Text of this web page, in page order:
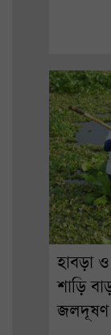
হাবড়া
শাড়ি
জলদূষণ